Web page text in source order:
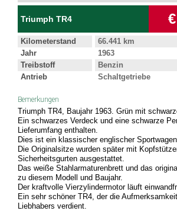
Triumph TR4
Kilometerstand
66.441 km
Jahr
1963
Treibstoff
Benzin
Antrieb
Schaltgetriebe
Bemerkungen
Triumph TR4, Baujahr 1963. Grün mit
Ein schwarzes Verdeck und eine schwarze
Lieferumfang enthalten.
Dies ist ein klassischer englischer
Die Originalsitze wurden später mit
Sicherheitsgurten ausgestattet.
Das weiße Stahlarmaturenbrett und das
zu diesem Modell und Baujahr.
Der kraftvolle Vierzylindermotor läuft
Ein sehr schöner TR4, der die
Liebhabers verdient.